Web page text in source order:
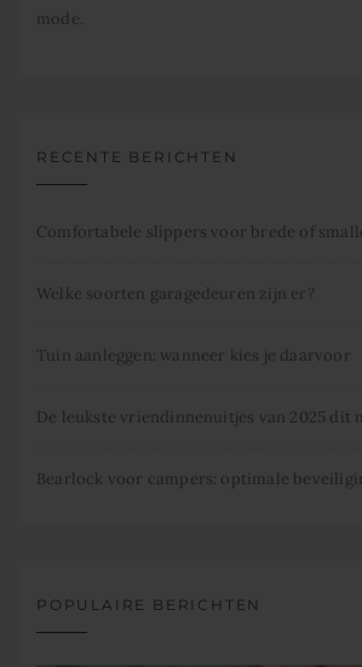
mode.
RECENTE BERICHTEN
Comfortabele slippers voor brede of
Welke soorten garagedeuren zijn er?
Tuin aanleggen: wanneer kies je daarvoor
De leukste vriendinnenuitjes van 2025 dit
Bearlock voor campers: optimale
POPULAIRE BERICHTEN